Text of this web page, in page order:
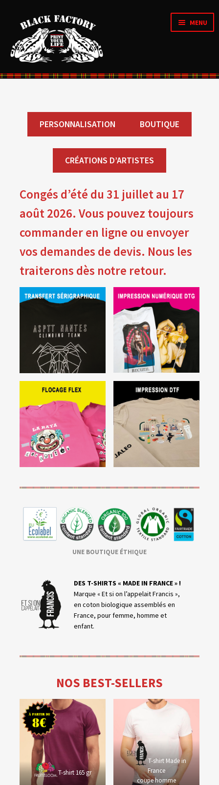
MENU
Accueil
CRÉATIONS D’ARTISTES
Organique & Recyclé
Blog
PERSONNALISATION BOUTIQUE
CRÉATIONS D’ARTISTES
Congés d’été du 31 juillet au 17
août 2026. Vous pouvez toujours
commander en ligne ou envoyer
vos demandes de devis. Nous les
traiterons dès notre retour.
UNE BOUTIQUE ÉTHIQUE
DES T-SHIRTS « MADE IN FRANCE » !
Marque « Et si on l’appelait Francis »,
en coton biologique assemblés en
France, pour femme, homme et
enfant.
NOS BEST-SELLERS
T-shirt 165 gr
T-shirt Made in
France
coupe homme